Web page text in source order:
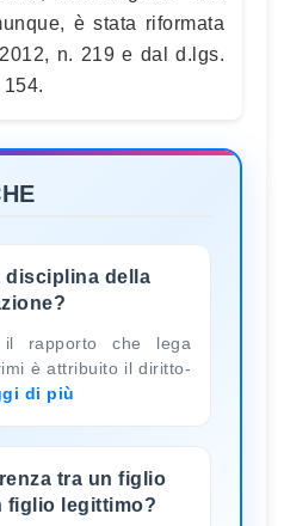
è stata riformata
n. 219 e dal d.lgs.
disciplina della
rapporto che lega
è attribuito il diritto-
di più
tra un figlio
figlio legittimo?